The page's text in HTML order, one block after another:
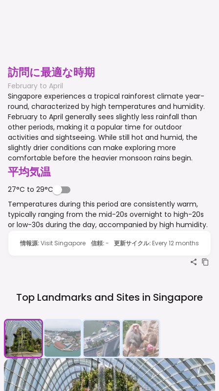
訪問に最適な時期
February to April
Singapore experiences a tropical rainforest climate year-
round, characterized by high temperatures and humidity.
February to April generally sees slightly less rainfall than
other periods, making it a popular time for outdoor
activities and sightseeing. While still hot and humid, the
slightly drier conditions can make exploring more
comfortable before the heavier monsoon rains begin.
平均気温
27°C to 29°C
Temperatures during this period are consistently warm,
typically ranging from the mid-20s overnight to high-20s
or low-30s during the day, accompanied by high humidity.
情報源:Visit Singapore 信頼: - 更新サイクル: Every 12 months
Top Landmarks and Sites in Singapore